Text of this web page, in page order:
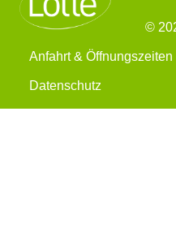
©
Anfahrt & Öffnungszeiten
Datenschutz